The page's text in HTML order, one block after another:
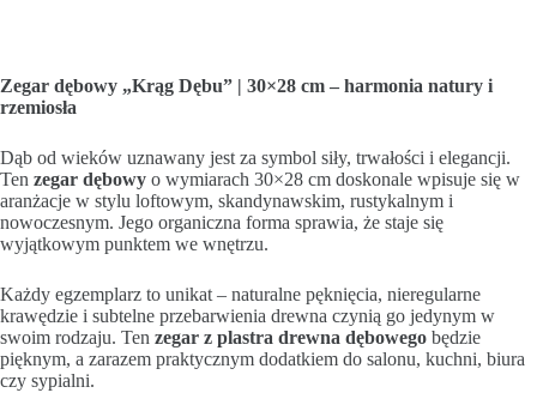
Zegar dębowy „Krąg Dębu” | 30×28 cm – harmonia natury i
rzemiosła
Dąb od wieków uznawany jest za symbol siły, trwałości i elegancji.
Ten zegar dębowy o wymiarach 30×28 cm doskonale wpisuje się w
aranżacje w stylu loftowym, skandynawskim, rustykalnym i
nowoczesnym. Jego organiczna forma sprawia, że staje się
wyjątkowym punktem we wnętrzu.
Każdy egzemplarz to unikat – naturalne pęknięcia, nieregularne
krawędzie i subtelne przebarwienia drewna czynią go jedynym w
swoim rodzaju. Ten zegar z plastra drewna dębowego będzie
pięknym, a zarazem praktycznym dodatkiem do salonu, kuchni, biura
czy sypialni.